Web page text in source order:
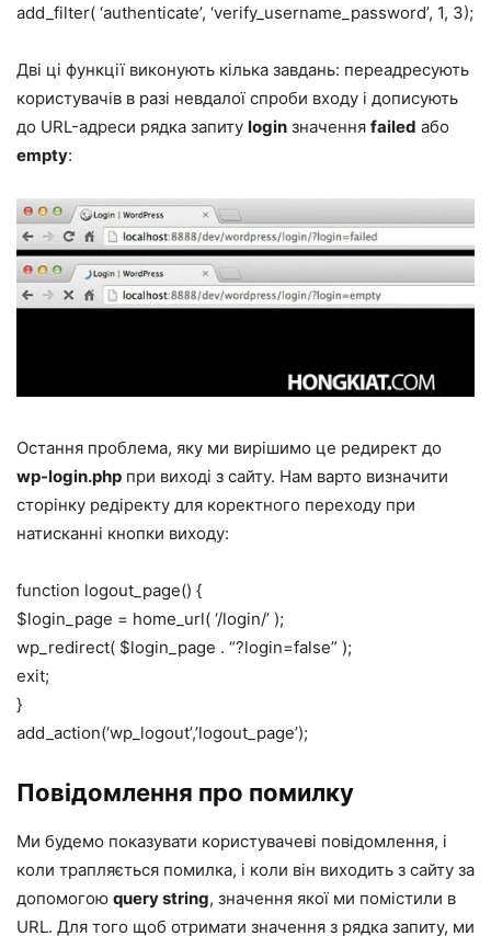
add_filter( ‘authenticate’, ‘verify_username_password’, 1, 3);
Дві ці функції виконують кілька завдань: переадресують
користувачів в разі невдалої спроби входу і дописують
до URL-адреси рядка запиту login значення failed або
empty:
Остання проблема, яку ми вирішимо це редирект до
wp-login.php при виході з сайту. Нам варто визначити
сторінку редіректу для коректного переходу при
натисканні кнопки виходу:
function logout_page() {
$login_page = home_url( ‘/login/’ );
wp_redirect( $login_page . “?login=false” );
exit;
}
add_action(‘wp_logout’,’logout_page’);
Повідомлення про помилку
Ми будемо показувати користувачеві повідомлення, і
коли трапляється помилка, і коли він виходить з сайту за
допомогою query string, значення якої ми помістили в
URL. Для того щоб отримати значення з рядка запиту, ми